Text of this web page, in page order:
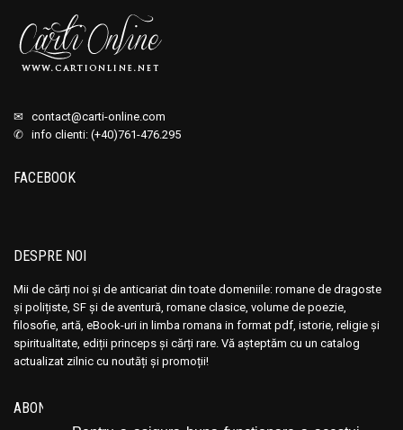
✉ contact@carti-online.com
✆ info clienti: (+40)761-476.295
FACEBOOK
DESPRE NOI
Mii de cărți noi și de anticariat din toate domeniile: romane de dragoste
și polițiste, SF și de aventură, romane clasice, volume de poezie,
filosofie, artă, eBook-uri in limba romana in format pdf, istorie, religie și
spiritualitate, ediții princeps și cărți rare. Vă așteptăm cu un catalog
actualizat zilnic cu noutăți și promoții!
ABONEAZĂ-TE LA NEWSLETTER